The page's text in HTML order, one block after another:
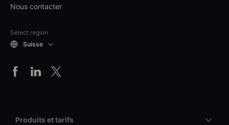
Nous contacter
Select region
Suisse
Produits et tarifs